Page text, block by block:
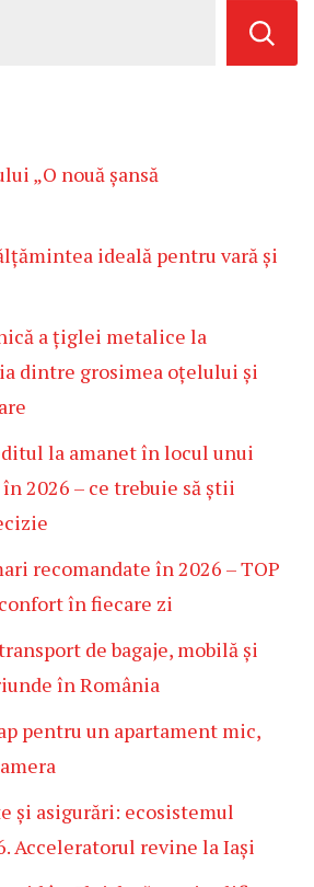
„O nouă șansă
ideală pentru vară și
a țiglei metalice la
dintre grosimea oțelului și
la amanet în locul unui
2026 – ce trebuie să știi
recomandate în 2026 – TOP
în fiecare zi
de bagaje, mobilă și
în România
pentru un apartament mic,
și asigurări: ecosistemul
Acceleratorul revine la Iași